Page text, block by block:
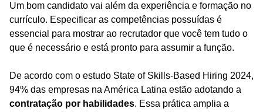
Um bom candidato vai além da experiência e formação no
currículo. Especificar as competências possuídas é
essencial para mostrar ao recrutador que você tem tudo o
que é necessário e está pronto para assumir a função.
De acordo com o estudo State of Skills-Based Hiring 2024,
94% das empresas na América Latina estão adotando a
contratação por habilidades. Essa prática amplia a